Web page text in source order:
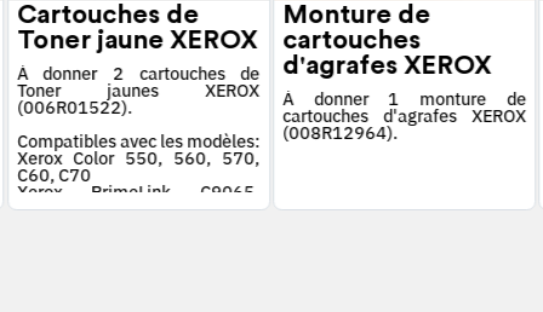
Cartouches de
Toner jaune XEROX
À donner 2 cartouches de
Toner jaunes XEROX
(006R01522).
Compatibles avec les modèles:
Xerox Color 550, 560, 570,
C60, C70
Xerox PrimeLink C9065,
C9070
Monture de
cartouches
d'agrafes XEROX
À donner 1 monture de
cartouches d'agrafes XEROX
(008R12964).